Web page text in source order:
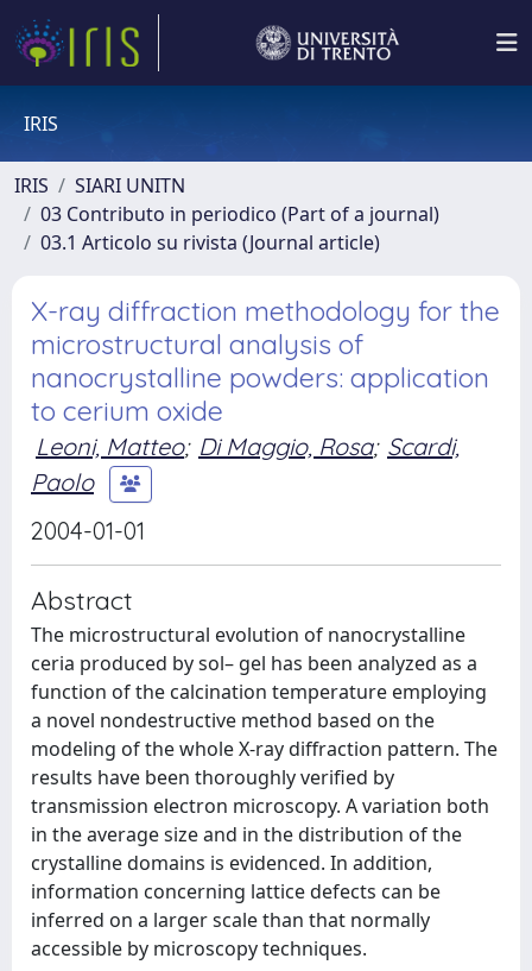
IRIS
IRIS
SIARI UNITN
03 Contributo in periodico (Part of a journal)
03.1 Articolo su rivista (Journal article)
X-ray diffraction methodology for the
microstructural analysis of
nanocrystalline powders: application
to cerium oxide
Leoni, Matteo; Di Maggio, Rosa; Scardi,
Paolo
2004-01-01
Abstract
The microstructural evolution of nanocrystalline
ceria produced by sol– gel has been analyzed as a
function of the calcination temperature employing
a novel nondestructive method based on the
modeling of the whole X-ray diffraction pattern. The
results have been thoroughly verified by
transmission electron microscopy. A variation both
in the average size and in the distribution of the
crystalline domains is evidenced. In addition,
information concerning lattice defects can be
inferred on a larger scale than that normally
accessible by microscopy techniques.